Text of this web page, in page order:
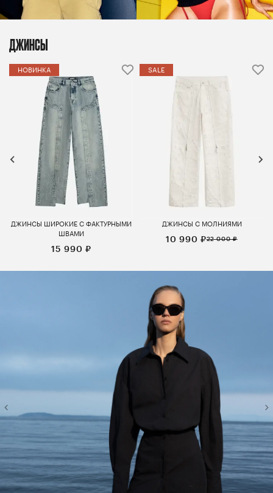
ДЖИНСЫ
НОВИНКА
ДЖИНСЫ ШИРОКИЕ С ФАКТУРНЫМИ
ШВАМИ
15 990 ₽
SALE
ДЖИНСЫ С МОЛНИЯМИ
10 990 ₽22 000 ₽